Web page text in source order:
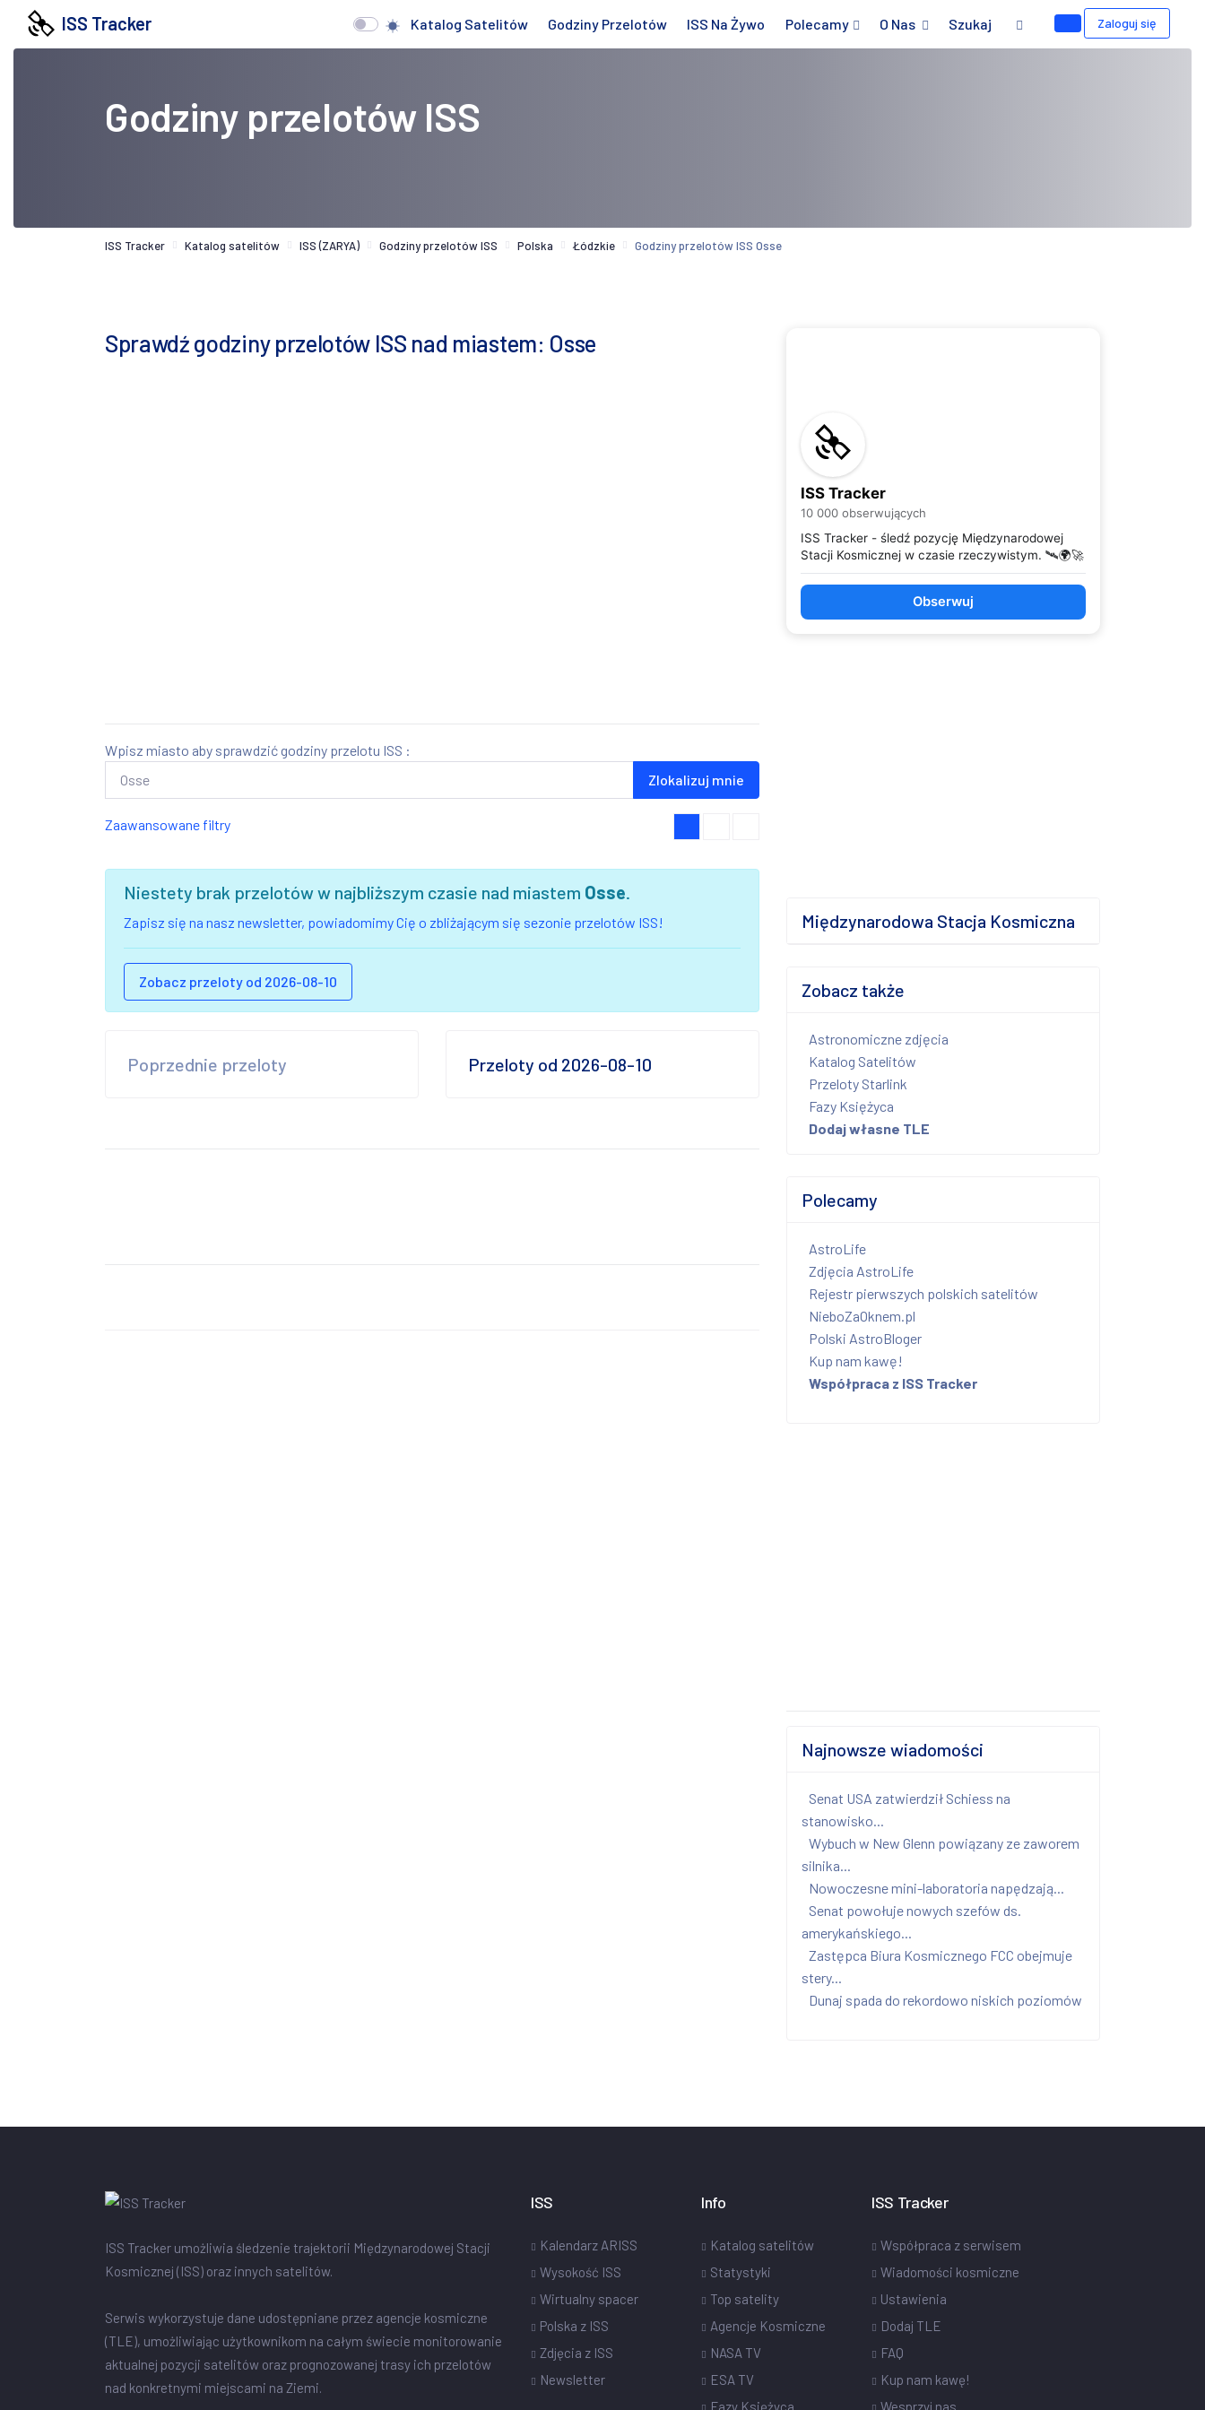
ISS Tracker Katalog Satelitów Godziny Przelotów ISS Na Żywo Polecamy O Nas Szukaj Zaloguj się
Godziny przelotów ISS
ISS Tracker Katalog satelitów ISS (ZARYA) Godziny przelotów ISS Polska Łódzkie Godziny przelotów ISS Osse
Sprawdź godziny przelotów ISS nad miastem: Osse
Wpisz miasto aby sprawdzić godziny przelotu ISS :
Zlokalizuj mnie
Zaawansowane filtry
Niestety brak przelotów w najbliższym czasie nad miastem Osse.
Zapisz się na nasz newsletter, powiadomimy Cię o zbliżającym się sezonie przelotów ISS!
Zobacz przeloty od 2026-08-10
Poprzednie przeloty Przeloty od 2026-08-10
ISS Tracker
10 000 obserwujących
ISS Tracker - śledź pozycję Międzynarodowej
Stacji Kosmicznej w czasie rzeczywistym. 🛰️🌍🚀
Obserwuj
Międzynarodowa Stacja Kosmiczna
Zobacz także
Astronomiczne zdjęcia
Katalog Satelitów
Przeloty Starlink
Fazy Księżyca
Dodaj własne TLE
Polecamy
AstroLife
Zdjęcia AstroLife
Rejestr pierwszych polskich satelitów
NieboZaOknem.pl
Polski AstroBloger
Kup nam kawę!
Współpraca z ISS Tracker
Najnowsze wiadomości
Senat USA zatwierdził Schiess na
stanowisko...
Wybuch w New Glenn powiązany ze zaworem
silnika...
Nowoczesne mini-laboratoria napędzają...
Senat powołuje nowych szefów ds.
amerykańskiego...
Zastępca Biura Kosmicznego FCC obejmuje
stery...
Dunaj spada do rekordowo niskich poziomów
ISS Tracker umożliwia śledzenie trajektorii Międzynarodowej Stacji
Kosmicznej (ISS) oraz innych satelitów.
Serwis wykorzystuje dane udostępniane przez agencje kosmiczne
(TLE), umożliwiając użytkownikom na całym świecie monitorowanie
aktualnej pozycji satelitów oraz prognozowanej trasy ich przelotów
nad konkretnymi miejscami na Ziemi.
ISS
Kalendarz ARISS
Wysokość ISS
Wirtualny spacer
Polska z ISS
Zdjęcia z ISS
Newsletter
Info
Katalog satelitów
Statystyki
Top satelity
Agencje Kosmiczne
NASA TV
ESA TV
Fazy Księżyca
ISS Tracker
Współpraca z serwisem
Wiadomości kosmiczne
Ustawienia
Dodaj TLE
FAQ
Kup nam kawę!
Wesprzyj nas